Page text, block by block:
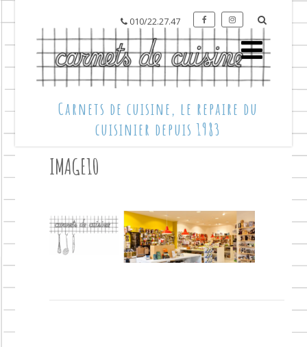
010/22.27.47
Carnets de cuisine, le repaire du
cuisinier depuis 1983
IMAGE10